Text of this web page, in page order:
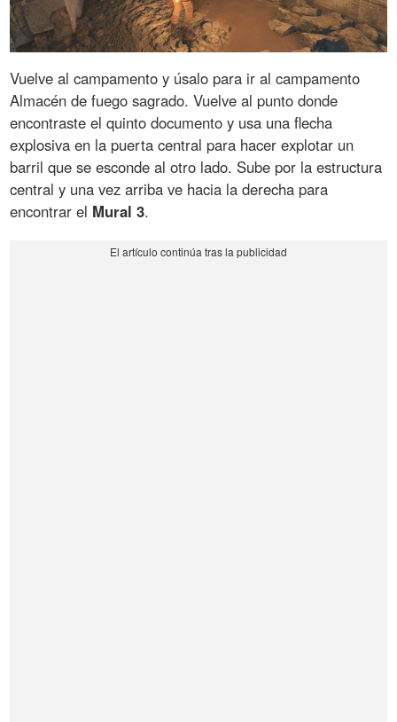
Vuelve al campamento y úsalo para ir al campamento
Almacén de fuego sagrado. Vuelve al punto donde
encontraste el quinto documento y usa una flecha
explosiva en la puerta central para hacer explotar un
barril que se esconde al otro lado. Sube por la estructura
central y una vez arriba ve hacia la derecha para
encontrar el Mural 3.